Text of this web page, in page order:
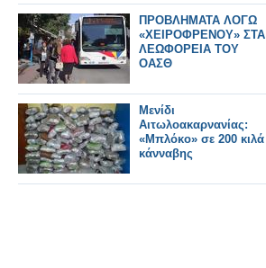
ΠΡΟΒΛΗΜΑΤΑ ΛΟΓΩ
«ΧΕΙΡΟΦΡΕΝΟΥ» ΣΤΑ
ΛΕΩΦΟΡΕΙΑ ΤΟΥ
ΟΑΣΘ
Μενίδι
Αιτωλοακαρνανίας:
«Μπλόκο» σε 200 κιλά
κάνναβης